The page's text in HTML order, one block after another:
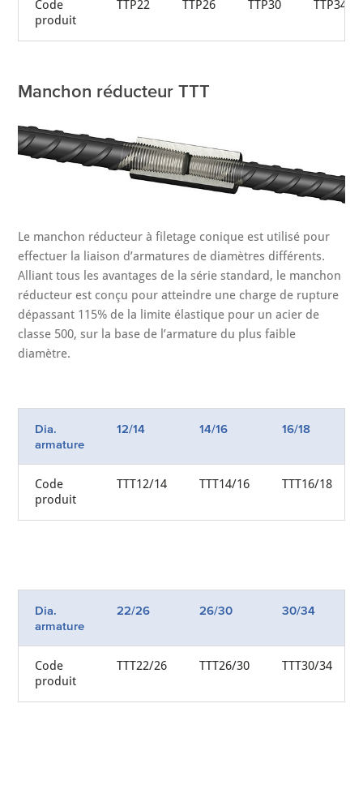
Code
produit
TTP22 TTP26 TTP30 TTP34
Manchon réducteur TTT
Le manchon réducteur à filetage conique est utilisé pour
effectuer la liaison d’armatures de diamètres différents.
Alliant tous les avantages de la série standard, le manchon
réducteur est conçu pour atteindre une charge de rupture
dépassant 115% de la limite élastique pour un acier de
classe 500, sur la base de l’armature du plus faible
diamètre.
Dia.
armature
12/14 14/16 16/18
Code
produit
TTT12/14 TTT14/16 TTT16/18
Dia.
armature
22/26 26/30 30/34
Code
produit
TTT22/26 TTT26/30 TTT30/34